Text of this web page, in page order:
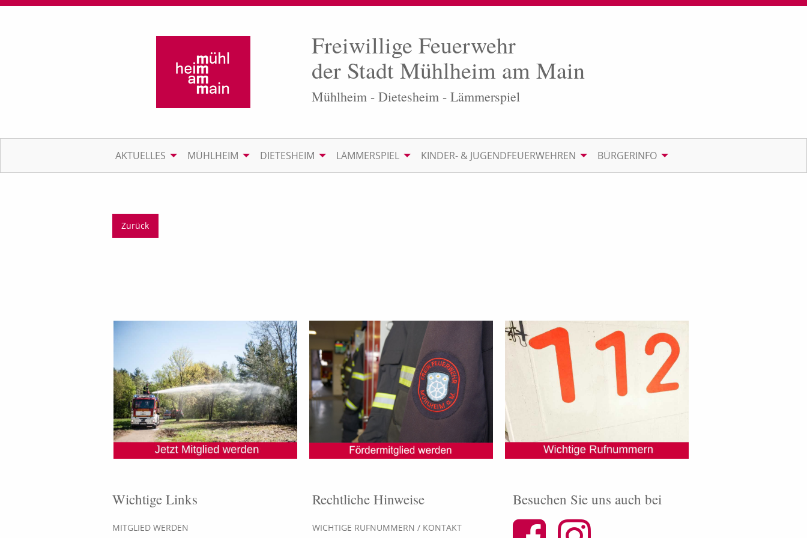
Freiwillige Feuerwehr
der Stadt Mühlheim am Main
Mühlheim - Dietesheim - Lämmerspiel
AKTUELLES MÜHLHEIM DIETESHEIM LÄMMERSPIEL KINDER- & JUGENDFEUERWEHREN BÜRGERINFO
Zurück
Wichtige Links
MITGLIED WERDEN
Rechtliche Hinweise
WICHTIGE RUFNUMMERN / KONTAKT
Besuchen Sie uns auch bei